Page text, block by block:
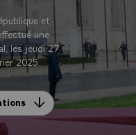
et
une
les jeudi 27
2025.